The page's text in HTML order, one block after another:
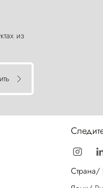
из
Страна/